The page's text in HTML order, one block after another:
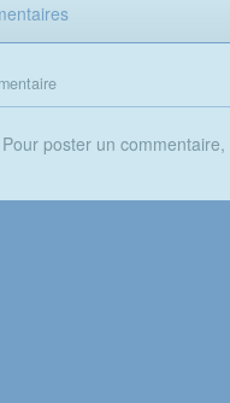
Pour poster un